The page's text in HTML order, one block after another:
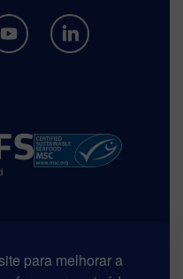
para melhorar a